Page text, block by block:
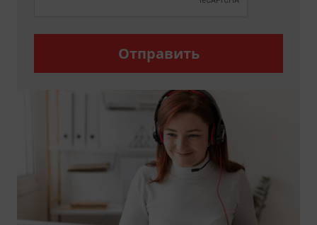
стоимости перевозки;
предоставляем грузчиков по требованию
выполняем задание в указанное время;
формируем цены открыто.
Отправить